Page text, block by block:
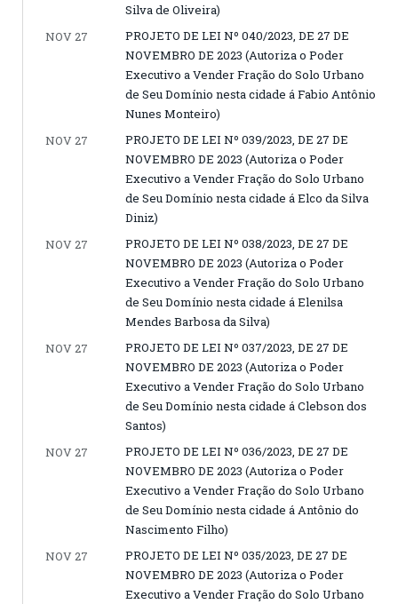
Silva de Oliveira)
NOV 27
PROJETO DE LEI Nº 040/2023, DE 27 DE
NOVEMBRO DE 2023 (Autoriza o Poder
Executivo a Vender Fração do Solo Urbano
de Seu Domínio nesta cidade á Fabio Antônio
Nunes Monteiro)
NOV 27
PROJETO DE LEI Nº 039/2023, DE 27 DE
NOVEMBRO DE 2023 (Autoriza o Poder
Executivo a Vender Fração do Solo Urbano
de Seu Domínio nesta cidade á Elco da Silva
Diniz)
NOV 27
PROJETO DE LEI Nº 038/2023, DE 27 DE
NOVEMBRO DE 2023 (Autoriza o Poder
Executivo a Vender Fração do Solo Urbano
de Seu Domínio nesta cidade á Elenilsa
Mendes Barbosa da Silva)
NOV 27
PROJETO DE LEI Nº 037/2023, DE 27 DE
NOVEMBRO DE 2023 (Autoriza o Poder
Executivo a Vender Fração do Solo Urbano
de Seu Domínio nesta cidade á Clebson dos
Santos)
NOV 27
PROJETO DE LEI Nº 036/2023, DE 27 DE
NOVEMBRO DE 2023 (Autoriza o Poder
Executivo a Vender Fração do Solo Urbano
de Seu Domínio nesta cidade á Antônio do
Nascimento Filho)
NOV 27
PROJETO DE LEI Nº 035/2023, DE 27 DE
NOVEMBRO DE 2023 (Autoriza o Poder
Executivo a Vender Fração do Solo Urbano